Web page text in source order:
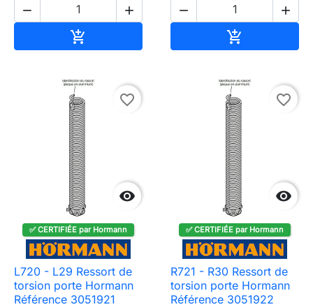
 

 


favorite_border
✅ CERTIFIÉE par Hormann
L720 - L29 Ressort de
torsion porte Hormann
Référence 3051921

favorite_border
✅ CERTIFIÉE par Hormann
R721 - R30 Ressort de
torsion porte Hormann
Référence 3051922